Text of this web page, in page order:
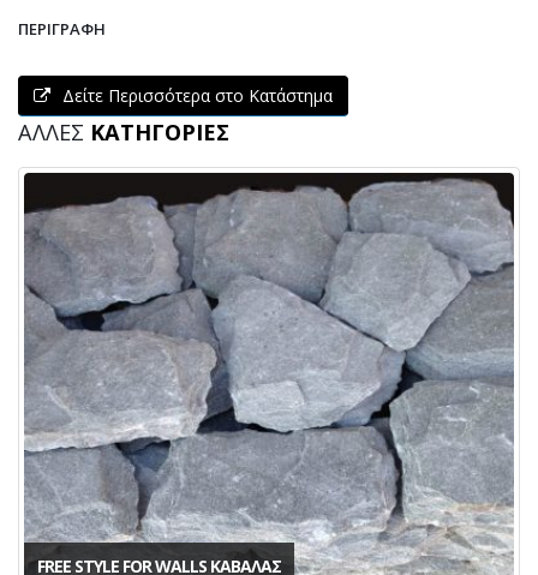
ΠΕΡΙΓΡΑΦΉ
Δείτε Περισσότερα στο Κατάστημα
ΆΛΛΕΣ ΚΑΤΗΓΟΡΊΕΣ
FREE STYLE FOR WALLS ΚΑΒΑΛΑΣ